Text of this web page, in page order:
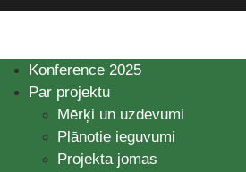
Konference 2025
Par projektu
Mērķi un uzdevumi
Plānotie ieguvumi
Projekta jomas